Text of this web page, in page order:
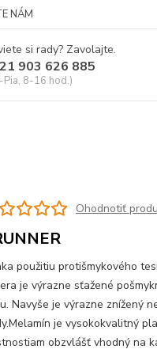
NÁM
si rady? Zavolajte.
903 626 885
Pia, 8-16 hod.)
Ohodnotiť
použitiu protišmykového
je výrazne sťažené
Navyše je výrazne znížený
je vysokokvalitný
obzvlášť vhodný na